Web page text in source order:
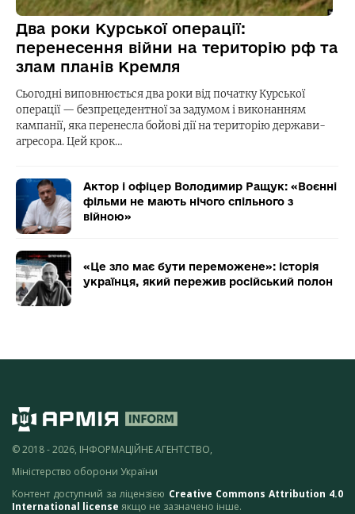
Два роки Курської операції:
перенесення війни на територію рф та
злам планів Кремля
Сьогодні виповнюється два роки від початку Курської
операції — безпрецедентної за задумом і виконанням
кампанії, яка перенесла бойові дії на територію держави-
агресора. Цей крок…
Актор і офіцер Володимир Ращук: «Воєнні
фільми не мають нічого спільного з
війною»
«Це зло має бути переможене»: історія
українця, який пережив російський полон
© 2018 - 2026, ІНФОРМАЦІЙНЕ АГЕНТСТВО,
Міністерство оборони України
Контент доступний за ліцензією Creative Commons Attribution 4.0
International license якщо не зазначено інше.